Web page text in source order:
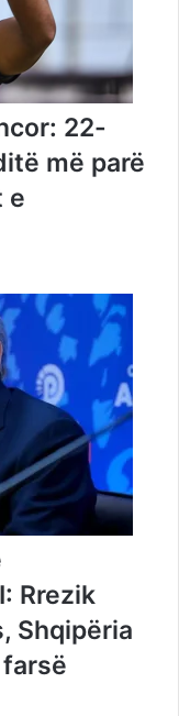
22-
më parë
e
Rrezik
Shqipëria